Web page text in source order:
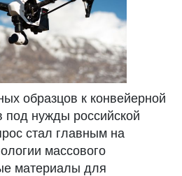
образцов к конвейерной
под нужды российской
стал главным на
массового
материалы для